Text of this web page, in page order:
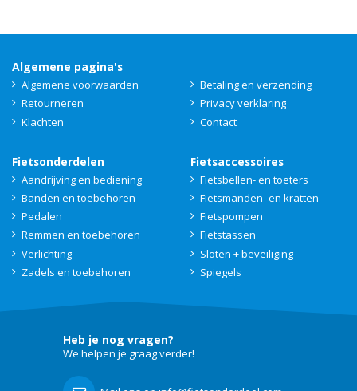
Algemene pagina's
Algemene voorwaarden
Betaling en verzending
Retourneren
Privacy verklaring
Klachten
Contact
Fietsonderdelen
Aandrijving en bediening
Banden en toebehoren
Pedalen
Remmen en toebehoren
Verlichting
Zadels en toebehoren
Fietsaccessoires
Fietsbellen- en toeters
Fietsmanden- en kratten
Fietspompen
Fietstassen
Sloten + beveiliging
Spiegels
Heb je nog vragen?
We helpen je graag verder!